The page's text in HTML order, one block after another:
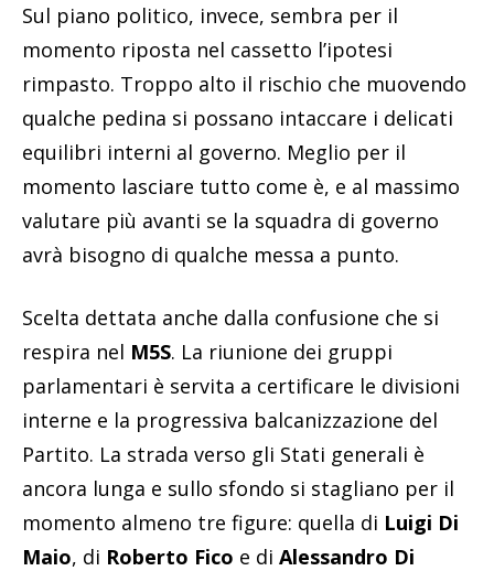
Sul piano politico, invece, sembra per il
momento riposta nel cassetto l’ipotesi
rimpasto. Troppo alto il rischio che muovendo
qualche pedina si possano intaccare i delicati
equilibri interni al governo. Meglio per il
momento lasciare tutto come è, e al massimo
valutare più avanti se la squadra di governo
avrà bisogno di qualche messa a punto.
Scelta dettata anche dalla confusione che si
respira nel M5S. La riunione dei gruppi
parlamentari è servita a certificare le divisioni
interne e la progressiva balcanizzazione del
Partito. La strada verso gli Stati generali è
ancora lunga e sullo sfondo si stagliano per il
momento almeno tre figure: quella di Luigi Di
Maio, di Roberto Fico e di Alessandro Di